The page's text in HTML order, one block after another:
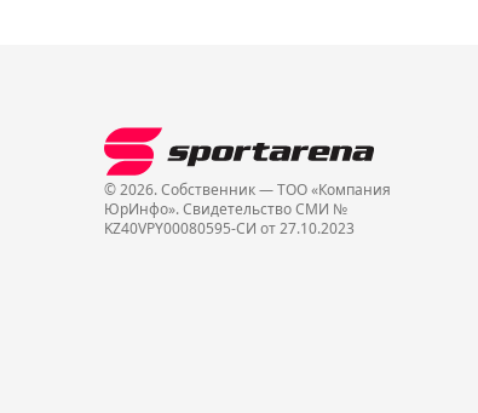
© 2026. Собственник — ТОО «Компания
ЮрИнфо». Cвидетельство СМИ №
KZ40VPY00080595-СИ от 27.10.2023